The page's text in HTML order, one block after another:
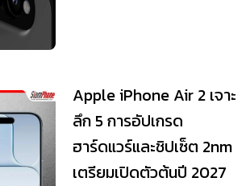
Apple iPhone Air 2 เจาะ
ลึก 5 การอัปเกรด
ฮาร์ดแวร์และชิปเซ็ต 2nm
เตรียมเปิดตัวต้นปี 2027